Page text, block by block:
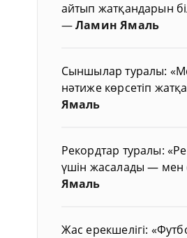
айтып жатқандарын
—Ламин Ямаль
Сыншылар туралы:
нәтиже көрсетіп
Ямаль
Рекордтар туралы:
үшін жасалады — мен
Ямаль
Жас ерекшелігі: